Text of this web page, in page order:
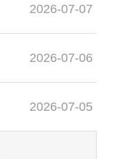
2026-07-07
2026-07-06
2026-07-05